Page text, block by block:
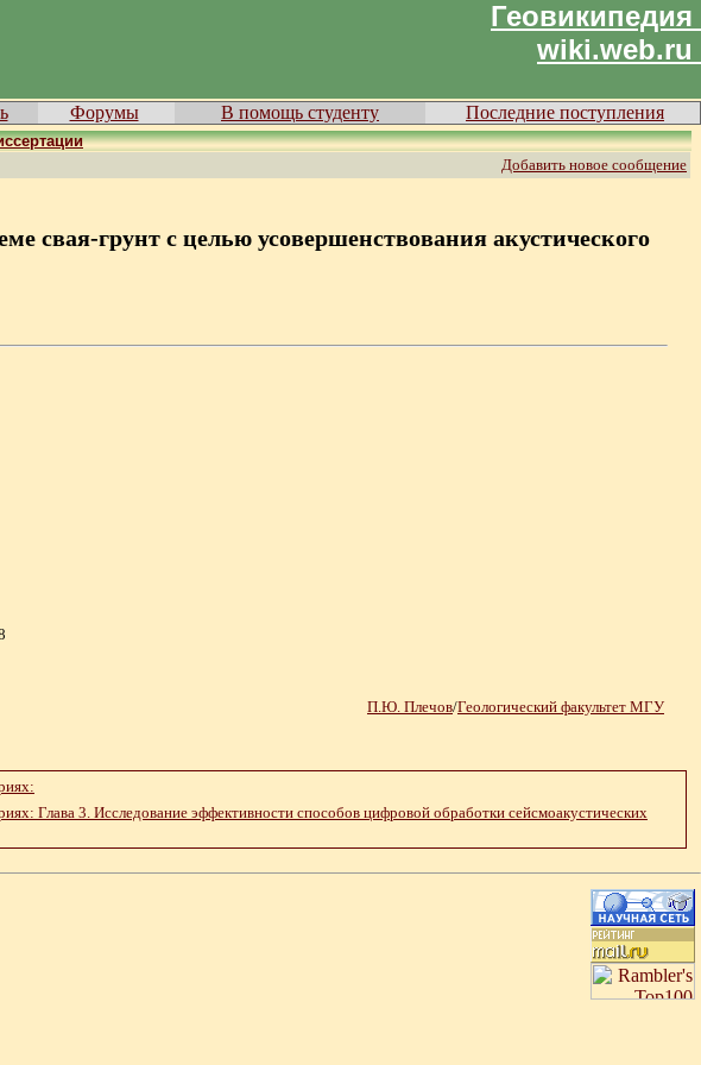
Геовикипедия
wiki.web.ru
Форумы В помощь студенту Последние поступления
Добавить новое сообщение
свая-грунт с целью усовершенствования акустического
П.Ю. Плечов/Геологический факультет МГУ
Глава 3. Исследование эффективности способов цифровой обработки сейсмоакустических